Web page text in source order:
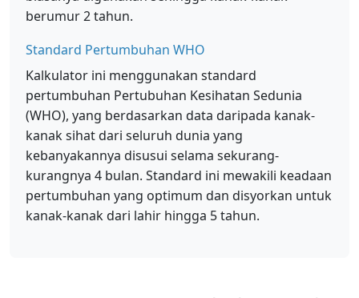
berumur 2 tahun.
Standard Pertumbuhan WHO
Kalkulator ini menggunakan standard
pertumbuhan Pertubuhan Kesihatan Sedunia
(WHO), yang berdasarkan data daripada kanak-
kanak sihat dari seluruh dunia yang
kebanyakannya disusui selama sekurang-
kurangnya 4 bulan. Standard ini mewakili keadaan
pertumbuhan yang optimum dan disyorkan untuk
kanak-kanak dari lahir hingga 5 tahun.